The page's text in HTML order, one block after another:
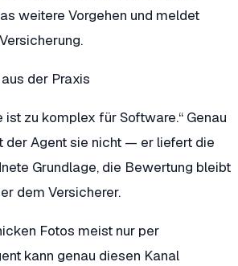
weitere Vorgehen und meldet
der Praxis
ist zu komplex für Software.“ Genau
der Agent sie nicht — er liefert die
Grundlage, die Bewertung bleibt
dem Versicherer.
Fotos meist nur per
kann genau diesen Kanal